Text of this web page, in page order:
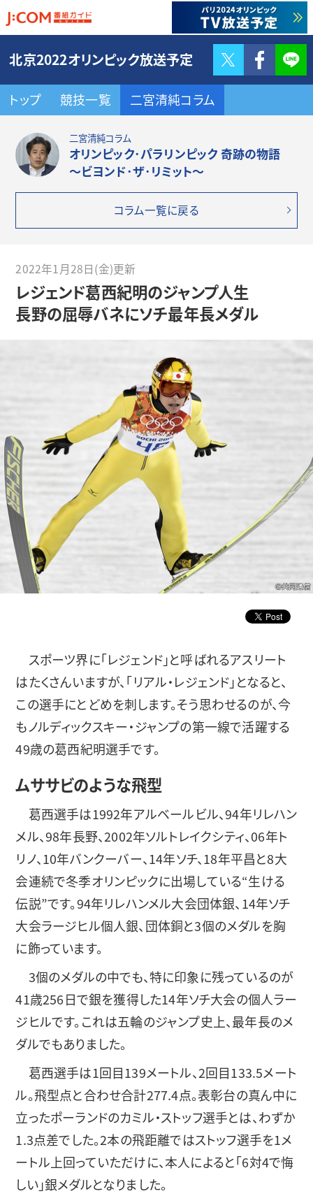
北京2022オリンピック放送予定
トップ 競技一覧 二宮清純コラム
Twitter
二宮清純コラム
オリンピック･パラリンピック 奇跡の物語
～ビヨンド･ザ･リミット～
コラム一覧に戻る
2022年1月28日(金)更新
レジェンド葛西紀明のジャンプ人生
長野の屈辱バネにソチ最年長メダル
スポーツ界に「レジェンド」と呼ばれるアスリート
はたくさんいますが、「リアル・レジェンド」となると、
この選手にとどめを刺します。そう思わせるのが、今
もノルディックスキー・ジャンプの第一線で活躍する
49歳の葛西紀明選手です。
ムササビのような飛型
葛西選手は1992年アルベールビル、94年リレハン
メル、98年長野、2002年ソルトレイクシティ、06年ト
リノ、10年バンクーバー、14年ソチ、18年平昌と8大
会連続で冬季オリンピックに出場している“生ける
伝説”です。94年リレハンメル大会団体銀、14年ソチ
大会ラージヒル個人銀、団体銅と3個のメダルを胸
に飾っています。
3個のメダルの中でも、特に印象に残っているのが
41歳256日で銀を獲得した14年ソチ大会の個人ラー
ジヒルです。これは五輪のジャンプ史上、最年長のメ
ダルでもありました。
葛西選手は1回目139メートル、2回目133.5メート
ル。飛型点と合わせ合計277.4点。表彰台の真ん中に
立ったポーランドのカミル・ストッフ選手とは、わずか
1.3点差でした。2本の飛距離ではストッフ選手を1メ
ートル上回っていただけに、本人によると「6対4で悔
しい」銀メダルとなりました。